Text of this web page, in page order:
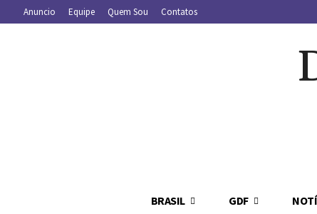
Anuncio Equipe Quem Sou Contatos
BRASIL GDF